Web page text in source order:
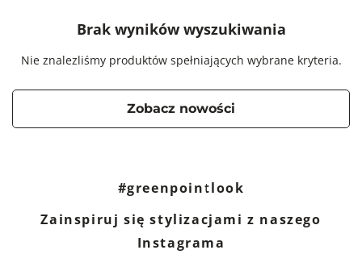
Brak wyników wyszukiwania
Nie znalezliśmy produktów spełniających wybrane kryteria.
Zobacz nowości
#greenpointlook
Zainspiruj się stylizacjami z naszego
Instagrama